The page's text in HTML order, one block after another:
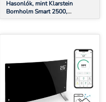
Hasonlók, mint Klarstein
Bornholm Smart 2500,
konvektor, 2500 W, WiFi, LED,